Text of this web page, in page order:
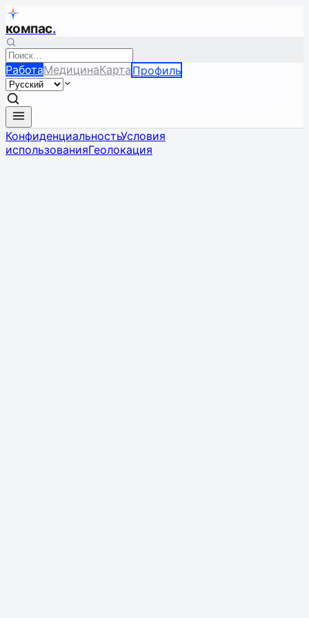
компас.
РаботаМедицинаКарта Профиль
КонфиденциальностьУсловия
использованияГеолокация